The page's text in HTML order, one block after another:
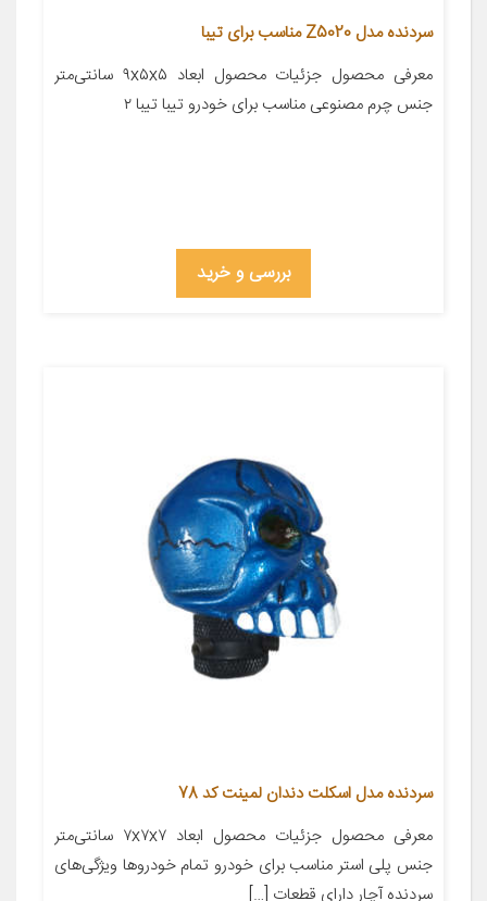
سردنده مدل Z5020 مناسب برای تیبا
معرفی محصول جزئیات محصول ابعاد ۹x۵x۵ سانتی‌متر
جنس چرم مصنوعی مناسب برای خودرو تیبا تیبا ۲
بررسی و خرید
سردنده مدل اسکلت دندان لمینت کد 78
معرفی محصول جزئیات محصول ابعاد ۷x۷x۷ سانتی‌متر
جنس پلی استر مناسب برای خودرو تمام خودروها ویژگی‌های
سردنده آچار دارای قطعات […]